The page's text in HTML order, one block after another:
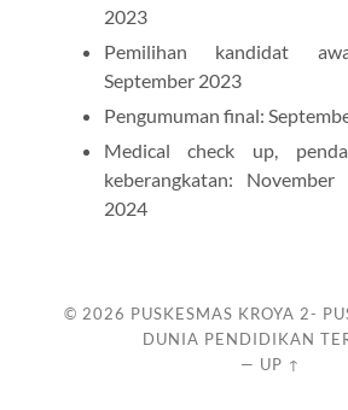
2023
Pemilihan kandidat
September 2023
Pengumuman final:
Medical check up,
keberangkatan:
2024
© 2026 PUSKESMAS KROYA 2-
DUNIA PENDIDIKAN
— UP ↑